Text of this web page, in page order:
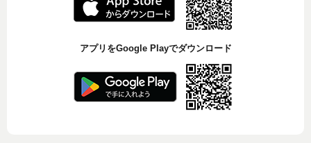
アプリをGoogle Playでダウンロード